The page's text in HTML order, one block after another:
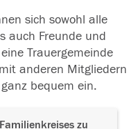
sich sowohl alle
auch Freunde und
Trauergemeinde
anderen Mitgliedern
bequem ein.
zu